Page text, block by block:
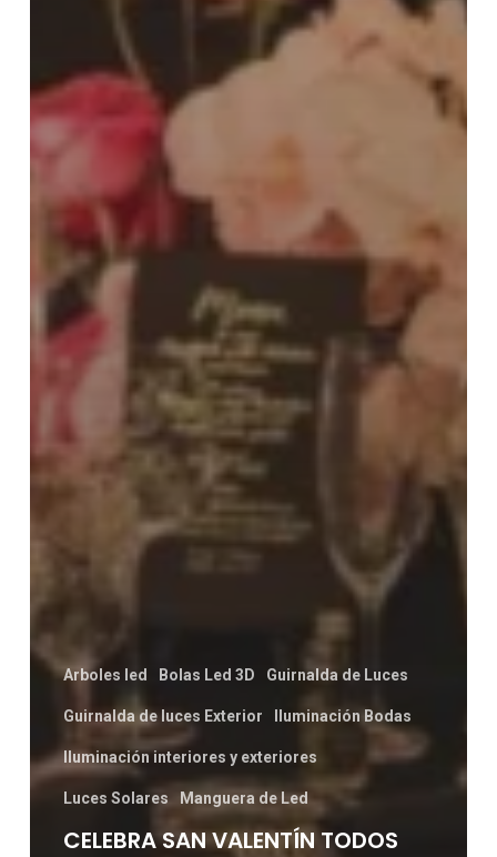
Arboles led Bolas Led 3D Guirnalda de Luces
Guirnalda de luces Exterior Iluminación Bodas
Iluminación interiores y exteriores
Luces Solares Manguera de Led
CELEBRA SAN VALENTÍN TODOS